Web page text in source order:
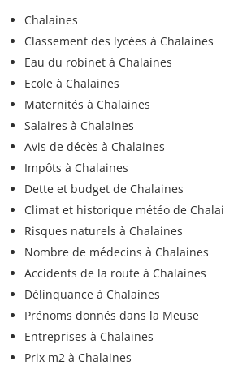
Chalaines
Classement des lycées à Chalaines
Eau du robinet à Chalaines
Ecole à Chalaines
Maternités à Chalaines
Salaires à Chalaines
Avis de décès à Chalaines
Impôts à Chalaines
Dette et budget de Chalaines
Climat et historique météo de
Risques naturels à Chalaines
Nombre de médecins à Chalaines
Accidents de la route à Chalaines
Délinquance à Chalaines
Prénoms donnés dans la Meuse
Entreprises à Chalaines
Prix m2 à Chalaines